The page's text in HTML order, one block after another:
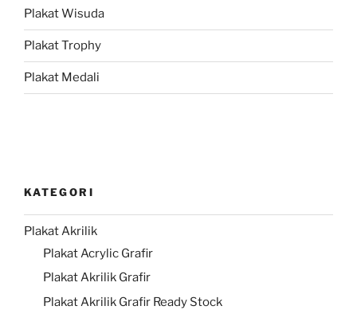
Plakat Wisuda
Plakat Trophy
Plakat Medali
KATEGORI
Plakat Akrilik
Plakat Acrylic Grafir
Plakat Akrilik Grafir
Plakat Akrilik Grafir Ready Stock